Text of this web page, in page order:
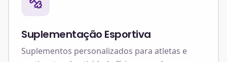
Suplementação Esportiva
Suplementos personalizados para atletas e